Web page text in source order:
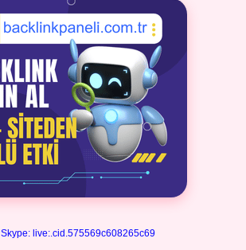
Skype: live:.cid.575569c608265c69